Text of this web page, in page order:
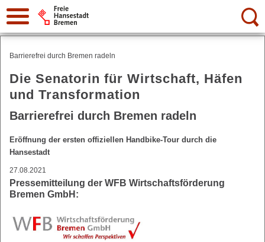
Suche:
Barrierefrei durch Bremen radeln
Die Senatorin für Wirtschaft, Häfen
und Transformation
Barrierefrei durch Bremen radeln
Eröffnung der ersten offiziellen Handbike-Tour durch die
Hansestadt
27.08.2021
Pressemitteilung der WFB Wirtschaftsförderung
Bremen GmbH: